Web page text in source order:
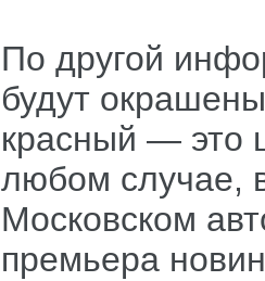
По другой
будут
красный — это
любом случае,
Московском
премьера